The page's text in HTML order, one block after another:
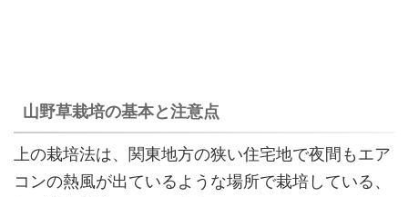
山野草栽培の基本と注意点
上の栽培法は、関東地方の狭い住宅地で夜間もエア
コンの熱風が出ているような場所で栽培している、